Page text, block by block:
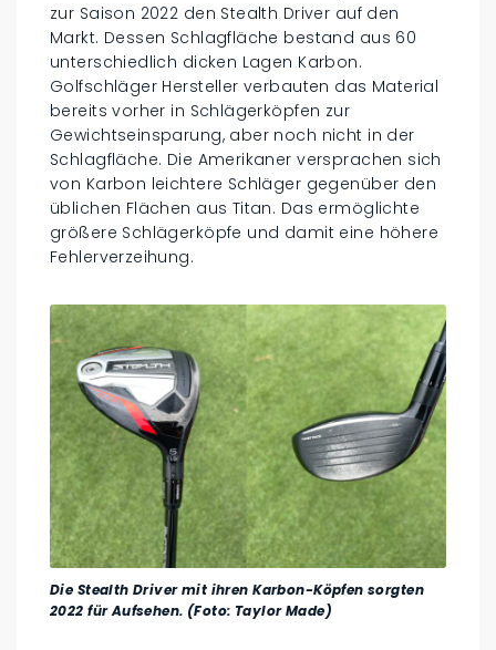
zur Saison 2022 den Stealth Driver auf den
Markt. Dessen Schlagfläche bestand aus 60
unterschiedlich dicken Lagen Karbon.
Golfschläger Hersteller verbauten das Material
bereits vorher in Schlägerköpfen zur
Gewichtseinsparung, aber noch nicht in der
Schlagfläche. Die Amerikaner versprachen sich
von Karbon leichtere Schläger gegenüber den
üblichen Flächen aus Titan. Das ermöglichte
größere Schlägerköpfe und damit eine höhere
Fehlerverzeihung.
Die Stealth Driver mit ihren Karbon-Köpfen sorgten
2022 für Aufsehen. (Foto: Taylor Made)